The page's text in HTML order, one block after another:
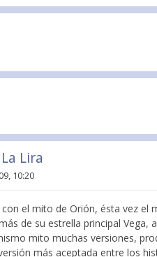
Lira
10:20
el mito de Orión, ésta vez el
de su estrella principal
mito muchas versiones,
más aceptada entre los